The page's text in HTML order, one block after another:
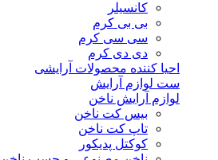
کانسیلر
بی بی کرم
سی سی کرم
دی دی کرم
احیا کننده محصولات آرایشی
ست لوازم آرایش
لوازم آرایش ناخن
بیس کت ناخن
تاپ کت ناخن
کوکتل پدیکور